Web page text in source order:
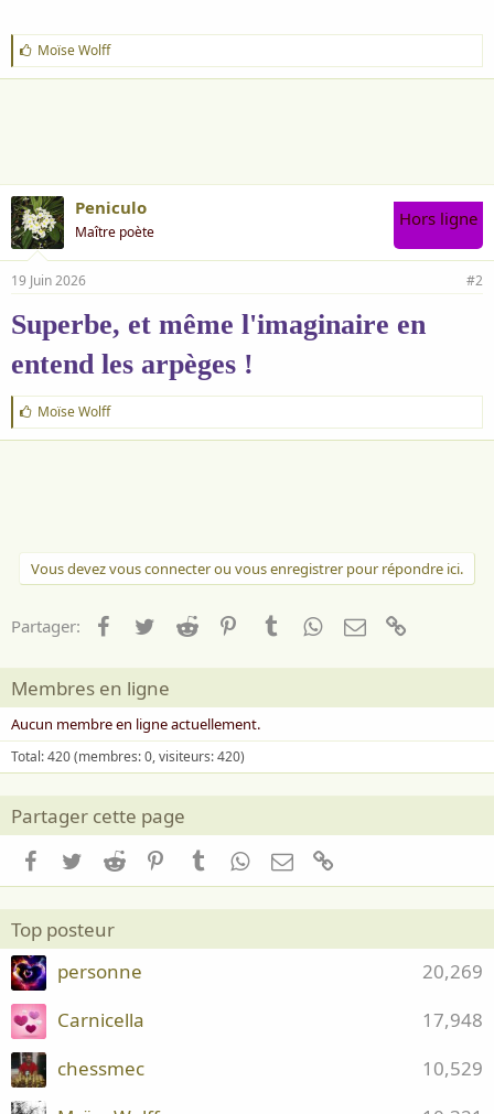
J
'
a
Moïse Wolff
Peniculo
Maître poète
Hors ligne
19 Juin 2026 #2
Superbe, et même l'imaginaire en
entend les arpèges !
J
'
a
Moïse Wolff
Vous devez vous connecter ou vous enregistrer pour répondre ici.
Partager: Facebook
TwitterReddit PinterestTumblrWhatsApp
Email
Membres en ligne
Aucun membre en ligne actuellement.
Total: 420 (membres: 0, visiteurs: 420)
Partager cette page
Facebook
TwitterReddit PinterestTumblrWhatsApp
Email
Top posteur
20,269
personne
17,948
Carnicella
10,529
chessmec